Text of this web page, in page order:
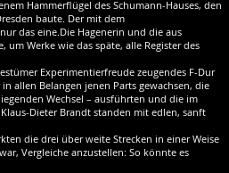
Hammerflügel des Schumann-Hauses, den
baute. Der mit dem
das eine.Die Hagenerin und die aus
um Werke wie das späte, alle Register des
Experimentierfreude zeugendes F-Dur
allen Belangen jenen Parts gewachsen, die
Wechsel – ausführten und die im
Dieter Brandt standen mit edlen, sanft
die drei über weite Strecken in einer Weise
Vergleiche anzustellen: So könnte es